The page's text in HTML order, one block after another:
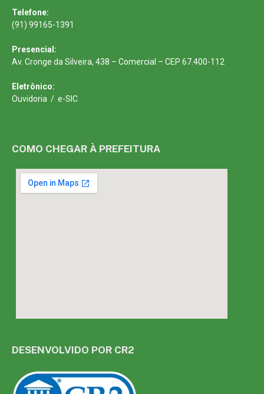
Telefone:
(91) 99165-1391
Presencial:
Av. Cronge da Silveira, 438 – Comercial – CEP 67.400-112
Eletrônico:
Ouvidoria / e-SIC
COMO CHEGAR À PREFEITURA
DESENVOLVIDO POR CR2